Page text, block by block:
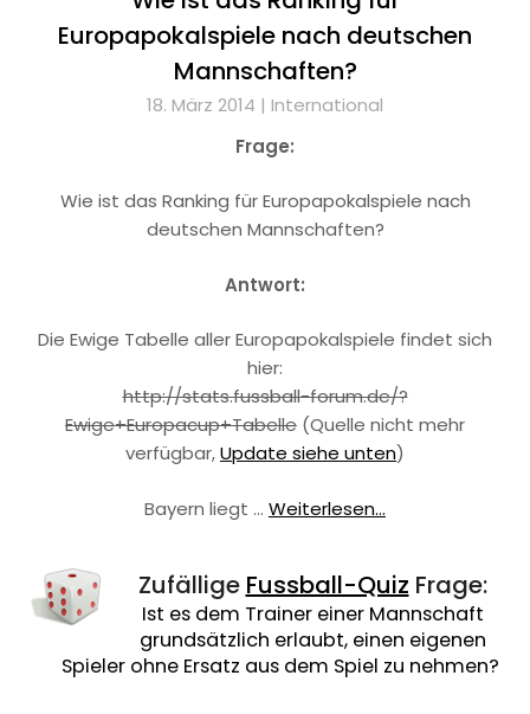
Europapokalspiele nach deutschen
Mannschaften?
18. März 2014 | International
Frage:
Wie ist das Ranking für Europapokalspiele nach
deutschen Mannschaften?
Antwort:
Die Ewige Tabelle aller Europapokalspiele findet sich
hier:
http://stats.fussball-forum.de/?
Ewige+Europacup+Tabelle (Quelle nicht mehr
verfügbar,Update siehe unten)
Bayern liegt … Weiterlesen...
Zufällige Fussball-Quiz Frage:
Ist es dem Trainer einer Mannschaft
grundsätzlich erlaubt, einen eigenen
Spieler ohne Ersatz aus dem Spiel zu nehmen?